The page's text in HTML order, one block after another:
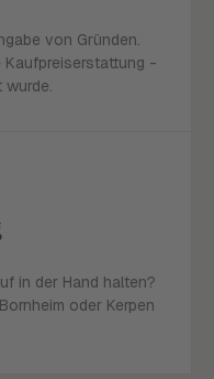
von Gründen.
Kaufpreiserstattung -
wurde.
in der Hand halten?
oder Kerpen